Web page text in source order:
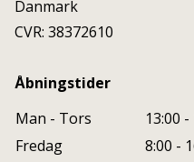
Danmark
CVR: 38372610
Åbningstider
Man - Tors
13:00 -
Fredag
8:00 -